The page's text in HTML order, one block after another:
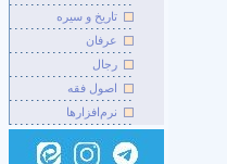
تاريخ و سيره
عرفان
رجال
اصول فقه
نرم‌افزارها